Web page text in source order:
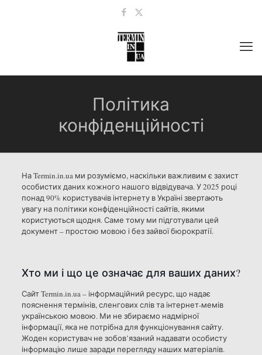
Політика
конфіденційності
На Termin.in.ua ми розуміємо, наскільки важливим є захист
особистих даних кожного нашого відвідувача. У 2025 році
понад 90% користувачів інтернету в Україні звертають
увагу на політики конфіденційності сайтів, якими
користуються щодня. Саме тому ми підготували цей
документ – простою мовою і без зайвої бюрократії.
Хто ми і що це означає для ваших даних?
Сайт Termin.in.ua – інформаційний ресурс, що надає
пояснення термінів, сленгових слів та інтернет-мемів
українською мовою. Ми не збираємо надмірної
інформації, яка не потрібна для функціонування сайту.
Жоден користувач не зобов’язаний надавати особисту
інформацію лише заради перегляду наших матеріалів.